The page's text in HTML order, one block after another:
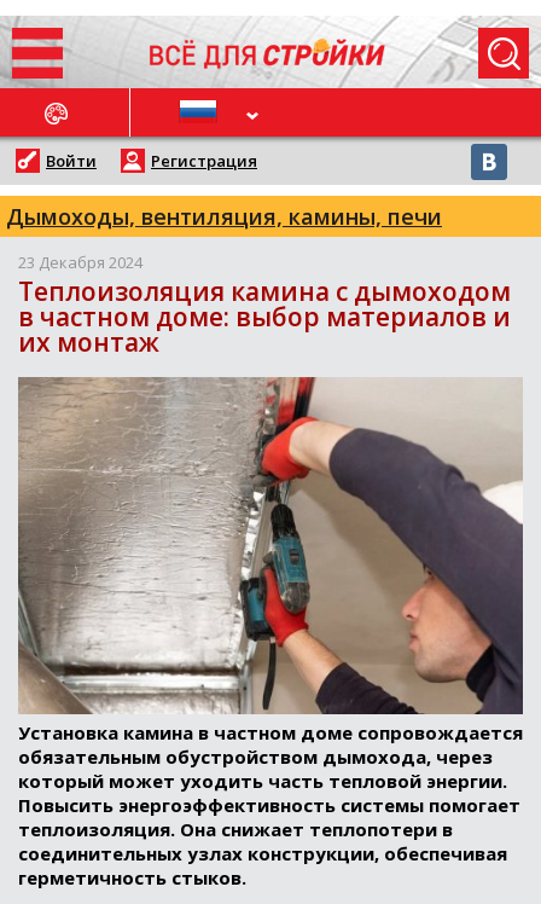
НОВОСТИ
Войти Регистрация
Дымоходы, вентиляция, камины, печи
23 Декабря 2024
Теплоизоляция камина с дымоходом
в частном доме: выбор материалов и
их монтаж
Установка камина в частном доме сопровождается
обязательным обустройством дымохода, через
который может уходить часть тепловой энергии.
Повысить энергоэффективность системы помогает
теплоизоляция. Она снижает теплопотери в
соединительных узлах конструкции, обеспечивая
герметичность стыков.